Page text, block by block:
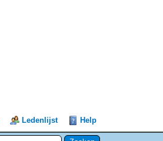
Ledenlijst Help